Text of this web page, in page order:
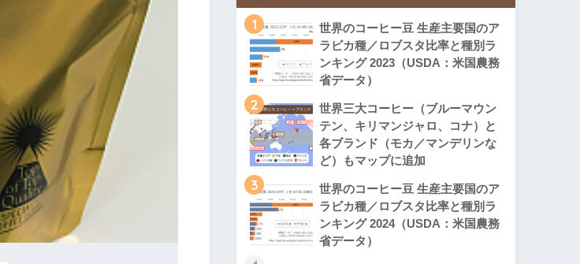
1
世界のコーヒー豆 生産主要国のア
ラビカ種／ロブスタ比率と種別ラ
ンキング 2023（USDA：米国農務
省データ）
2
世界三大コーヒー（ブルーマウン
テン、キリマンジャロ、コナ）と
各ブランド（モカ／マンデリンな
ど）もマップに追加
3
世界のコーヒー豆 生産主要国のア
ラビカ種／ロブスタ比率と種別ラ
ンキング 2024（USDA：米国農務
省データ）